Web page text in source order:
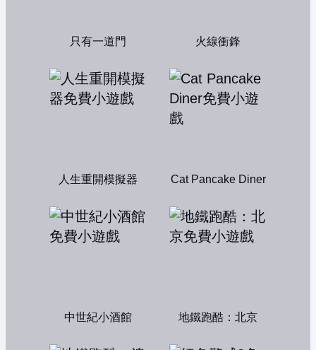
只有一道門 火線衝鋒
人生重開模擬器 Cat Pancake Diner
中世紀小酒館 地鐵跑酷：北京